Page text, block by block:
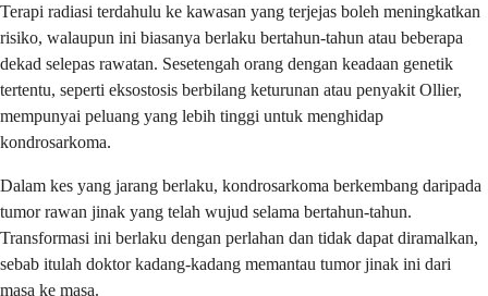
Terapi radiasi terdahulu ke kawasan yang terjejas boleh meningkatkan
risiko, walaupun ini biasanya berlaku bertahun-tahun atau beberapa
dekad selepas rawatan. Sesetengah orang dengan keadaan genetik
tertentu, seperti eksostosis berbilang keturunan atau penyakit Ollier,
mempunyai peluang yang lebih tinggi untuk menghidap
kondrosarkoma.
Dalam kes yang jarang berlaku, kondrosarkoma berkembang daripada
tumor rawan jinak yang telah wujud selama bertahun-tahun.
Transformasi ini berlaku dengan perlahan dan tidak dapat diramalkan,
sebab itulah doktor kadang-kadang memantau tumor jinak ini dari
masa ke masa.